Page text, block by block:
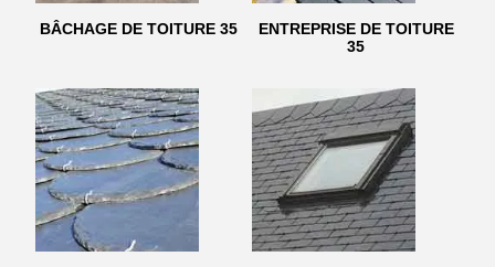
BÂCHAGE DE TOITURE 35
ENTREPRISE DE TOITURE
35